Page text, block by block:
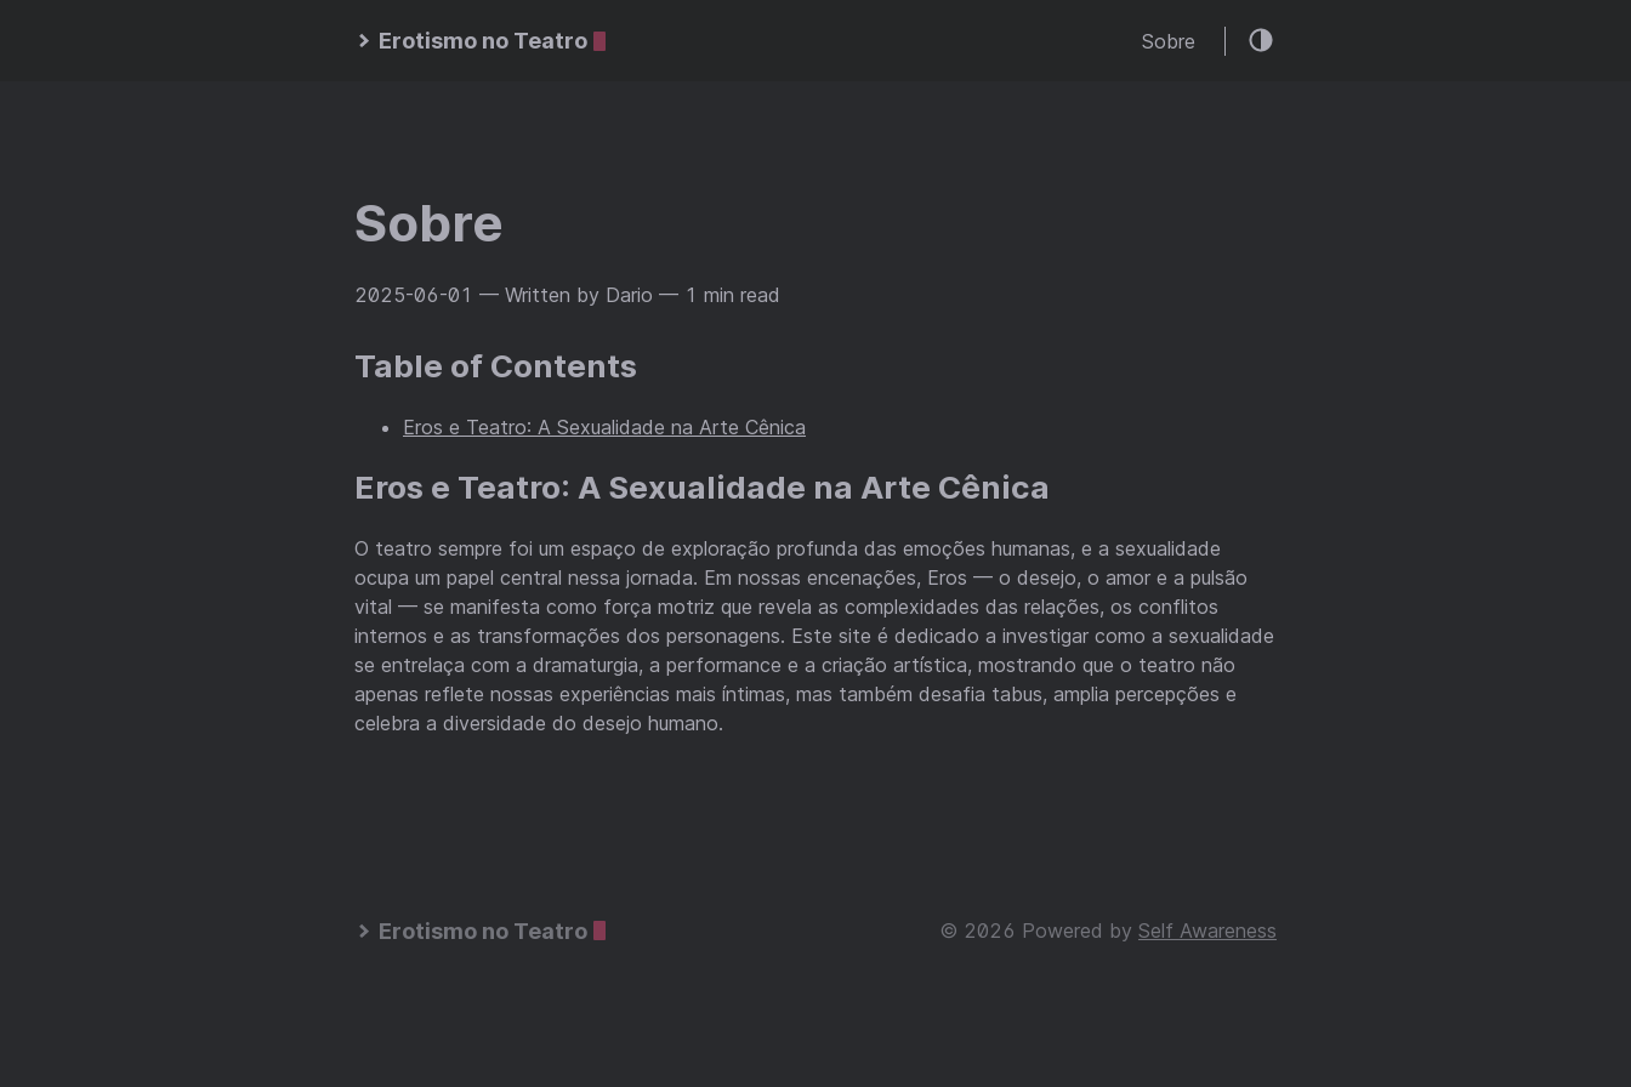
Erotismo no Teatro Sobre
Sobre
2025-06-01 — Written by Dario — 1 min read
Table of Contents
Eros e Teatro: A Sexualidade na Arte Cênica
Eros e Teatro: A Sexualidade na Arte Cênica
O teatro sempre foi um espaço de exploração profunda das emoções humanas, e a sexualidade
ocupa um papel central nessa jornada. Em nossas encenações, Eros — o desejo, o amor e a pulsão
vital — se manifesta como força motriz que revela as complexidades das relações, os conflitos
internos e as transformações dos personagens. Este site é dedicado a investigar como a sexualidade
se entrelaça com a dramaturgia, a performance e a criação artística, mostrando que o teatro não
apenas reflete nossas experiências mais íntimas, mas também desafia tabus, amplia percepções e
celebra a diversidade do desejo humano.
Erotismo no Teatro © 2026 Powered by Self Awareness